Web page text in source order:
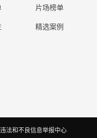
片场榜单
精选案例
违法和不良信息举报中心